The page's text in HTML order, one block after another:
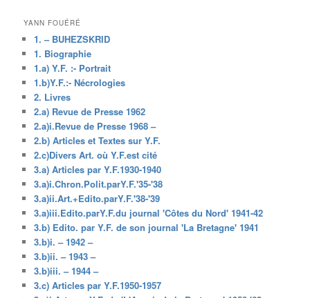
YANN FOUÉRÉ
1. – BUHEZSKRID
1. Biographie
1.a) Y.F. :- Portrait
1.b)Y.F.:- Nécrologies
2. Livres
2.a) Revue de Presse 1962
2.a)i.Revue de Presse 1968 –
2.b) Articles et Textes sur Y.F.
2.c)Divers Art. où Y.F.est cité
3.a) Articles par Y.F.1930-1940
3.a)i.Chron.Polit.parY.F.'35-'38
3.a)ii.Art.+Edito.parY.F.'38-'39
3.a)iii.Edito.parY.F.du journal 'Côtes du Nord' 1941-42
3.b) Edito. par Y.F. de son journal 'La Bretagne' 1941
3.b)i. – 1942 –
3.b)ii. – 1943 –
3.b)iii. – 1944 –
3.c) Articles par Y.F.1950-1957